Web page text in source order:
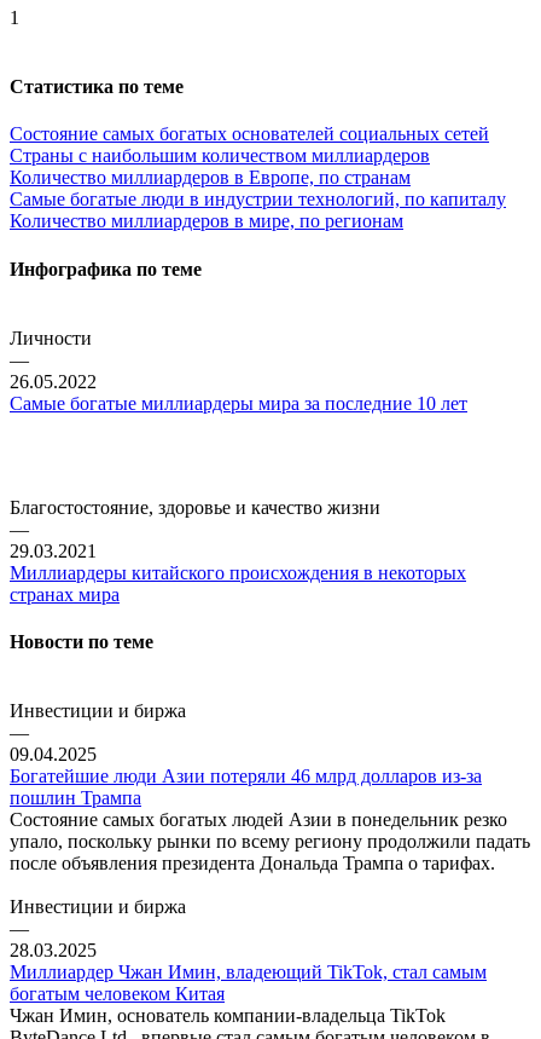
1
Статистика по теме
Состояние самых богатых основателей социальных сетей
Страны с наибольшим количеством миллиардеров
Количество миллиардеров в Европе, по странам
Самые богатые люди в индустрии технологий, по капиталу
Количество миллиардеров в мире, по регионам
Инфографика по теме
Личности
—
26.05.2022
Самые богатые миллиардеры мира за последние 10 лет
Благостостояние, здоровье и качество жизни
—
29.03.2021
Миллиардеры китайского происхождения в некоторых
странах мира
Новости по теме
Инвестиции и биржа
—
09.04.2025
Богатейшие люди Азии потеряли 46 млрд долларов из-за
пошлин Трампа
Состояние самых богатых людей Азии в понедельник резко
упало, поскольку рынки по всему региону продолжили падать
после объявления президента Дональда Трампа о тарифах.
Инвестиции и биржа
—
28.03.2025
Миллиардер Чжан Имин, владеющий TikTok, стал самым
богатым человеком Китая
Чжан Имин, основатель компании-владельца TikTok